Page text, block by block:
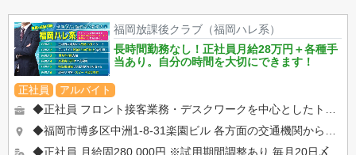
福岡放課後クラブ（福岡ハレ系）
長時間勤務なし！正社員月給28万円＋各種手
当あり。自分の時間を大切にできます！
正社員 アルバイト